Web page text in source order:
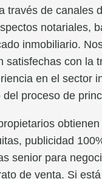
través de canales
notariales,
inmobiliario.
satisfechas con la
en el sector
del proceso de
publicidad
senior para
de venta. Si